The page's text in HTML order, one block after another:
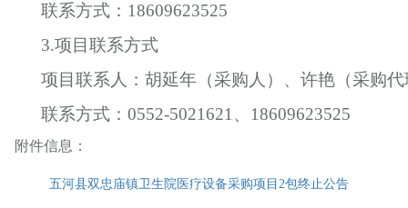
联系方式： 18609623525
3.项目联系方式
项目联系人：胡延年（采购人）、许艳（采购
联系方式：0552-5021621、18609623525
附件信息：
五河县双忠庙镇卫生院医疗设备采购项目2包终止公告